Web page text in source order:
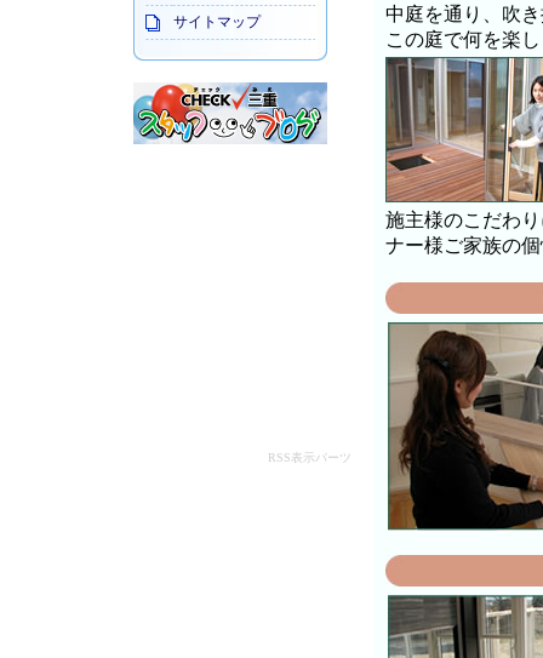
サイトマップ
RSS表示パーツ
中庭を通り、吹
この庭で何を楽
施主様のこだわ
ナー様ご家族の